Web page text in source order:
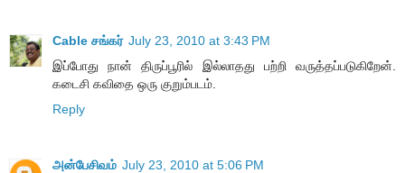
Cable சங்கர் July 23, 2010 at 3:43 PM
இப்போது நான் திருப்பூரில் இல்லாதது பற்றி வருத்தப்படுகிறேன்.
கடைசி கவிதை ஒரு குறும்படம்.
Reply
அன்பேசிவம் July 23, 2010 at 5:06 PM